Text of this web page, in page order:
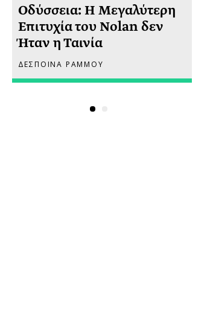
Οδύσσεια: Η Μεγαλύτερη
Επιτυχία του Nolan δεν
Ήταν η Ταινία
ΔΕΣΠΟΙΝΑ ΡΑΜΜΟΥ